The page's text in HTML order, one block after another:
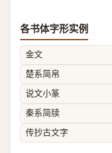
各书体字形实例
金文
楚系简帛
说文小篆
秦系简牍
传抄古文字